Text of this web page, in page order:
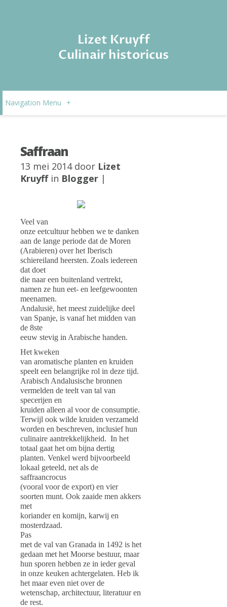
Lizet Kruyff
Culinair historicus
Navigation Menu +
Saffraan
13 mei 2014 door Lizet
Kruyffin Blogger |
Veel van
onze eetcultuur hebben we te danken
aan de lange periode dat de Moren
(Arabieren) over het Iberisch
schiereiland heersten. Zoals iedereen
dat doet
die naar een buitenland vertrekt,
namen ze hun eet- en leefgewoonten
meenamen.
Andalusië, het meest zuidelijke deel
van Spanje, is vanaf het midden van
de 8ste
eeuw stevig in Arabische handen.
Het kweken
van aromatische planten en kruiden
speelt een belangrijke rol in deze tijd.
Arabisch Andalusische bronnen
vermelden de teelt van tal van
specerijen en
kruiden alleen al voor de consumptie.
Terwijl ook wilde kruiden verzameld
worden en beschreven, inclusief hun
culinaire aantrekkelijkheid. In het
totaal gaat het om bijna dertig
planten. Venkel werd bijvoorbeeld
lokaal geteeld, net als de
saffraancrocus
(vooral voor de export) en vier
soorten munt. Ook zaaide men akkers
met
koriander en komijn, karwij en
mosterdzaad.
Pas
met de val van Granada in 1492 is het
gedaan met het Moorse bestuur, maar
hun sporen hebben ze in ieder geval
in onze keuken achtergelaten. Heb ik
het maar even niet over de
wetenschap, architectuur, literatuur en
de rest.